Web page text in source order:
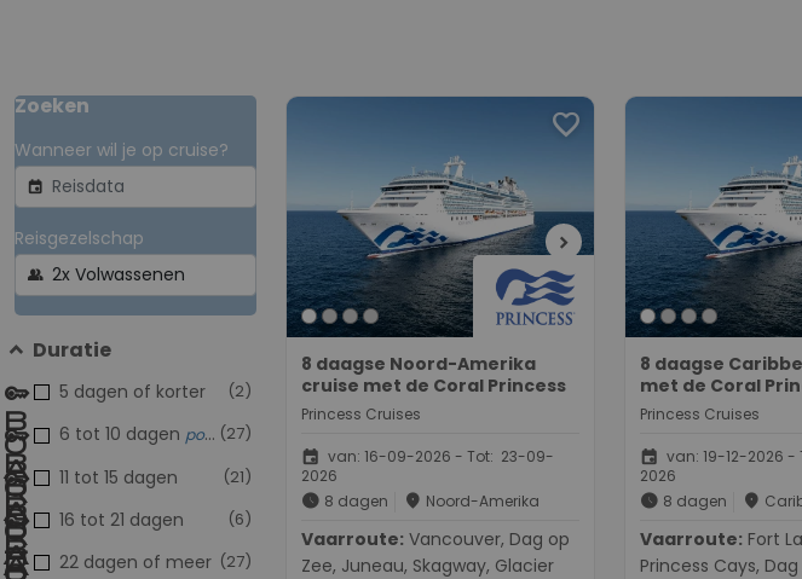
Zoeken
Wanneer wil je op cruise?
event
Reisgezelschap
group
Duratie
(2)
5 dagen of korter
(27)
6 tot 10 dagen populair
(21)
11 tot 15 dagen
(6)
16 tot 21 dagen
(27)
22 dagen of meer
favorite
chevron_right
8 daagse Noord-Amerika
cruise met de Coral Princess
Princess Cruises
event van: 16-09-2026 - Tot: 23-09-
2026
schedule 8 dagen place Noord-Amerika
Vaarroute:
Zee, Juneau, Skagway, Glacier
8 daagse
met de Coral
Princess Cruises
event van: 19-12-2026 -
2026
schedule 8 dagen place
Vaarroute:
Princess Cays,